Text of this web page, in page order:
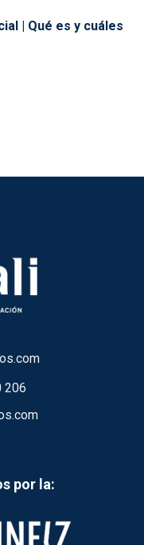
| Qué es y cuáles
206
por la: